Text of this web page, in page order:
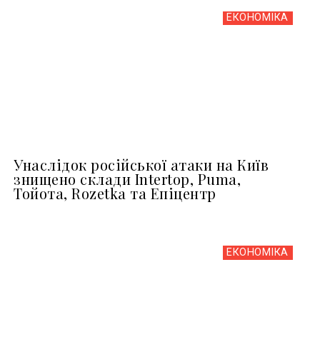
ЕКОНОМІКА
Унаслідок російської атаки на Київ
знищено склади Intertop, Puma,
Тойота, Rozetka та Епіцентр
ЕКОНОМІКА